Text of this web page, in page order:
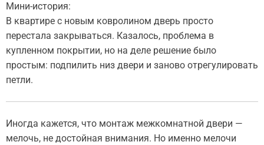
Мини-история:
В квартире с новым ковролином дверь просто
перестала закрываться. Казалось, проблема в
купленном покрытии, но на деле решение было
простым: подпилить низ двери и заново отрегулировать
петли.
Иногда кажется, что монтаж межкомнатной двери —
мелочь, не достойная внимания. Но именно мелочи